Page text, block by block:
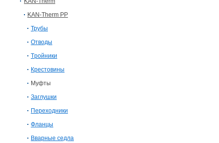
KAN-Therm PP
Трубы
Отводы
Tройники
Крестовины
Муфты
Заглушки
Переходники
Фланцы
Вварные седла